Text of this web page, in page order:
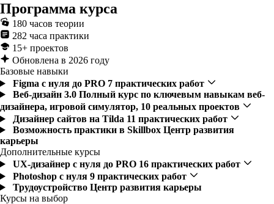
Программа курса
180 часов теории
282 часа практики
15+ проектов
Обновлена в 2026 году
Базовые навыки
Figma с нуля до PRO 7 практических работ
Веб-дизайн 3.0 Полный курс по ключевым навыкам веб-
дизайнера, игровой симулятор, 10 реальных проектов
Дизайнер сайтов на Tilda 11 практических работ
Возможность практики в Skillbox Центр развития
карьеры
Дополнительные курсы
UX-дизайнер с нуля до PRO 16 практических работ
Photoshop с нуля 9 практических работ
Трудоустройство Центр развития карьеры
Курсы на выбор